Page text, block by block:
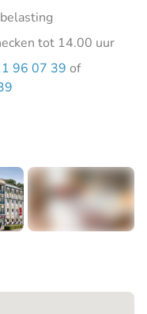
tot 14.00 uur
96 07 39 of